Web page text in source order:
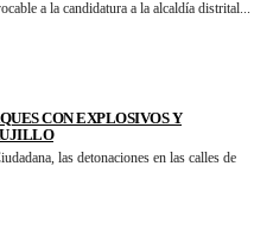
a la candidatura a la alcaldía distrital...
CON EXPLOSIVOS Y
las detonaciones en las calles de